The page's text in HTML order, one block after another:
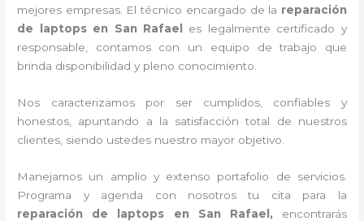
mejores empresas. El técnico encargado de la reparación
de laptops en San Rafael
es legalmente certificado y
responsable, contamos con un equipo de trabajo que
brinda disponibilidad y pleno conocimiento.
Nos caracterizamos por ser cumplidos, confiables y
honestos, apuntando a la satisfacción total de nuestros
clientes, siendo ustedes nuestro mayor objetivo.
Manejamos un amplio y extenso portafolio de servicios.
Programa y agenda con nosotros tu cita para la
reparación de laptops en San Rafael, encontrarás